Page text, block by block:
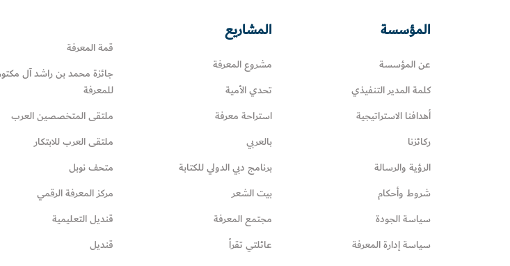
المؤسسة
عن المؤسسة
كلمة المدير التنفيذي
أهدافنا الاستراتيجية
ركائزنا
الرؤية والرسالة
شروط وأحكام
سياسة الجودة
سياسة إدارة المعرفة
المشاريع
مشروع المعرفة
تحدي الأمية
استراحة معرفة
بالعربي
برنامج دبي الدولي للكتابة
بيت الشعر
مجتمع المعرفة
عائلتي تقرأ‎
قمة المعرفة
جائزة محمد بن راشد آل
للمعرفة
ملتقى المتخصصين العرب
ملتقى العرب للابتكار
متحف نوبل
مركز المعرفة الرقمي
قنديل التعليمية
قنديل